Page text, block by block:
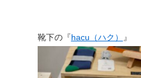
靴下の『hacu（ハク） 』